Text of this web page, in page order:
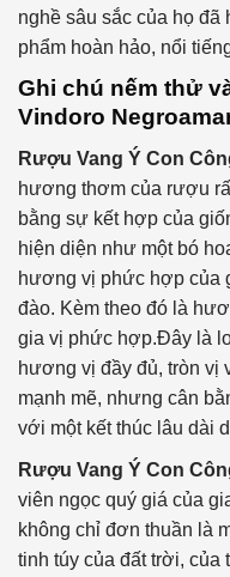
nghề sâu sắc của họ đã
phẩm hoàn hảo, nổi
Ghi chú nếm thử
Vindoro
Rượu Vang Ý Con
hương thơm của rượu
bằng sự kết hợp của
hiện diện như một bó
hương vị phức hợp của
đào. Kèm theo đó là
gia vị phức hợp.Đây là
hương vị đầy đủ, tròn vị
mạnh mẽ, nhưng cân
với một kết thúc lâu dài
Rượu Vang Ý Con
viên ngọc quý giá của
không chỉ đơn thuần là
tinh túy của đất trời, của